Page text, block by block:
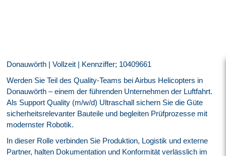
Donauwörth | Vollzeit | Kennziffer; 10409661
Werden Sie Teil des Quality-Teams bei Airbus Helicopters in
Donauwörth – einem der führenden Unternehmen der Luftfahrt.
Als Support Quality (m/w/d) Ultraschall sichern Sie die Güte
sicherheitsrelevanter Bauteile und begleiten Prüfprozesse mit
modernster Robotik.
In dieser Rolle verbinden Sie Produktion, Logistik und externe
Partner, halten Dokumentation und Konformität verlässlich im